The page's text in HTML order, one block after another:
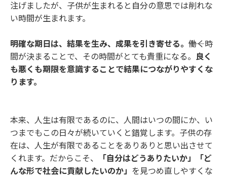
注げましたが、子供が生まれると自分の意思では削れな
い時間が生まれます。
明確な期日は、結果を生み、成果を引き寄せる。―― 働く時
間が決まることで、その時間がとても貴重になる。 良く
も悪くも期限を意識することで結果につながりやすくな
ります。
本来、人生は有限であるのに、人間はいつの間にか、い
つまでもこの日々が続いていくと錯覚します。子供の存
在は、人生が有限であることをありありと思い出させて
くれます。だからこそ、
「自分はどうありたいか」「ど
んな形で社会に貢献したいのか」 を見つめ直しやすくな